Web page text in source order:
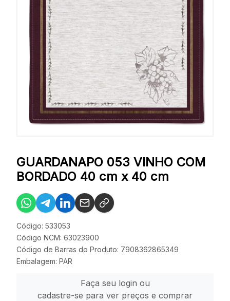
GUARDANAPO 053 VINHO COM
BORDADO 40 cm x 40 cm
Código: 533053
Código NCM: 63023900
Código de Barras do Produto: 7908362865349
Embalagem: PAR
Faça seu login ou
cadastre-se para ver preços e comprar